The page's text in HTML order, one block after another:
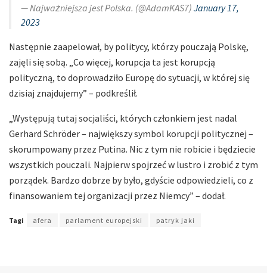
— Najważniejsza jest Polska. (@AdamKAS7) January 17,
2023
Następnie zaapelował, by politycy, którzy pouczają Polskę,
zajęli się sobą. „Co więcej, korupcja ta jest korupcją
polityczną, to doprowadziło Europę do sytuacji, w której się
dzisiaj znajdujemy” – podkreślił.
„Występują tutaj socjaliści, których członkiem jest nadal
Gerhard Schröder – największy symbol korupcji politycznej –
skorumpowany przez Putina. Nic z tym nie robicie i będziecie
wszystkich pouczali. Najpierw spojrzeć w lustro i zrobić z tym
porządek. Bardzo dobrze by było, gdyście odpowiedzieli, co z
finansowaniem tej organizacji przez Niemcy” – dodał.
Tagi afera parlament europejski patryk jaki